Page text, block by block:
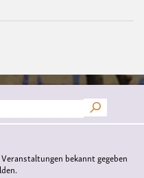
bekannt gegeben